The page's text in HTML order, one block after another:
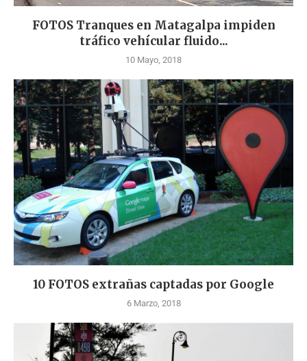
FOTOS Tranques en Matagalpa impiden
tráfico vehícular fluido...
10 Mayo, 2018
10 FOTOS extrañas captadas por Google
6 Marzo, 2018